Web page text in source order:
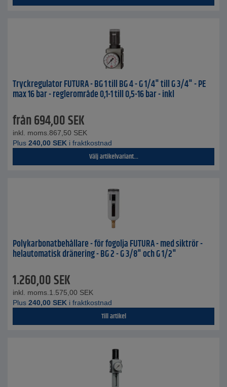
Tryckregulator FUTURA - BG 1 till BG 4 - G 1/4" till G 3/4" - PE
max 16 bar - reglerområde 0,1-1 till 0,5-16 bar - inkl
från694,00SEK
inkl. moms. 867,50 SEK
Plus 240,00 SEK i fraktkostnad
Välj artikelvariant...
Polykarbonatbehållare - för fogolja FUTURA - med siktrör -
helautomatisk dränering - BG 2 - G 3/8" och G 1/2"
1.260,00SEK
inkl. moms. 1.575,00 SEK
Plus 240,00 SEK i fraktkostnad
Till artikel